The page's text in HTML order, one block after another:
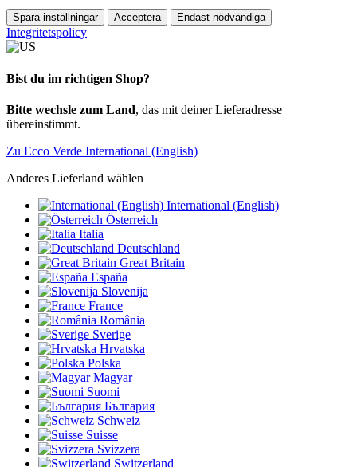
Spara inställningar Acceptera Endast nödvändiga
Integritetspolicy
Bist du im richtigen Shop?
Bitte wechsle zum Land, das mit deiner Lieferadresse
übereinstimmt.
Zu Ecco Verde International (English)
Anderes Lieferland wählen
International (English)
Österreich
Italia
Deutschland
Great Britain
España
Slovenija
France
România
Sverige
Hrvatska
Polska
Magyar
Suomi
България
Schweiz
Suisse
Svizzera
Switzerland